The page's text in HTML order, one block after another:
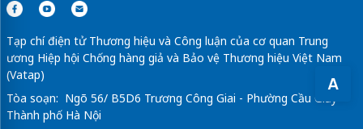
A
Tạp chí điện tử Thương hiệu và Công luận của cơ quan Trung
ương Hiệp hội Chống hàng giả và Bảo vệ Thương hiệu Việt Nam
(Vatap)
Tòa soạn: Ngõ 56/ B5D6 Trương Công Giai - Phường Cầu Giấy -
Thành phố Hà Nội